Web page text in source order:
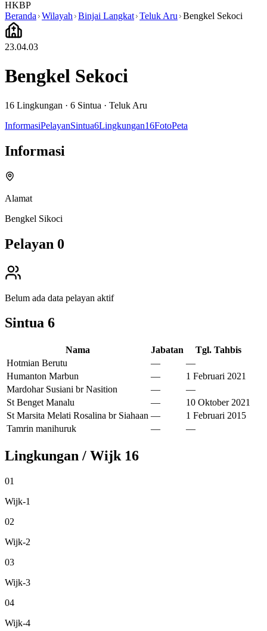
HKBP
Beranda Wilayah Binjai Langkat Teluk Aru Bengkel Sekoci
23.04.03
Bengkel Sekoci
16 Lingkungan · 6 Sintua · Teluk Aru
InformasiPelayanSintua6Lingkungan16FotoPeta
Informasi
Alamat
Bengkel Sikoci
Pelayan 0
Belum ada data pelayan aktif
Sintua 6
Nama Jabatan
Tgl. Tahbis
Hotmian Berutu
—
—
Humanton Marbun
—
1 Februari 2021
Mardohar Susiani br Nasition
—
—
St Benget Manalu
—
10 Oktober 2021
St Marsita Melati Rosalina br Siahaan —
1 Februari 2015
Tamrin manihuruk
— —
Lingkungan / Wijk 16
01
Wijk-1
02
Wijk-2
03
Wijk-3
04
Wijk-4